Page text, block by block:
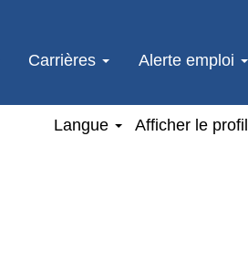
Carrières Alerte emploi
Langue Afficher le profil